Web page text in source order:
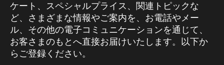
ケート、スペシャルプライス、関連トピックな
ど、さまざまな情報やご案内を、お電話やメー
ル、その他の電子コミュニケーションを通じて、
お客さまのもとへ直接お届けいたします。以下か
らご登録ください。